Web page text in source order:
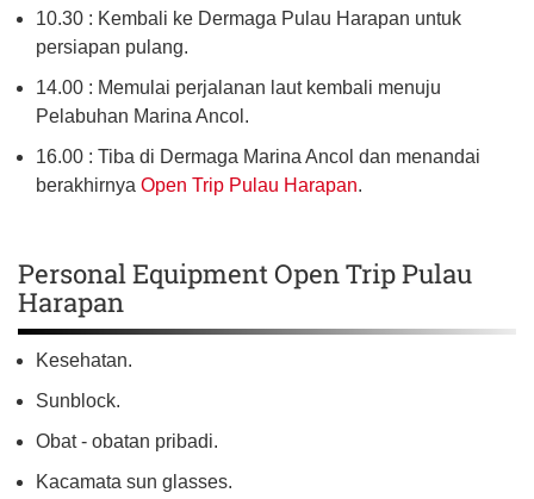
10.30 : Kembali ke Dermaga Pulau Harapan untuk
persiapan pulang.
14.00 : Memulai perjalanan laut kembali menuju
Pelabuhan Marina Ancol.
16.00 : Tiba di Dermaga Marina Ancol dan menandai
berakhirnya Open Trip Pulau Harapan.
Personal Equipment Open Trip Pulau
Harapan
Kesehatan.
Sunblock.
Obat - obatan pribadi.
Kacamata sun glasses.